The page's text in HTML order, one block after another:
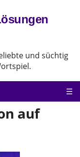
und süchtig
auf